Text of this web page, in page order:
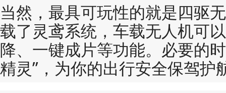
当然，最具可玩性的就是四驱
载了灵鸢系统，车载无人机可
降、一键成片等功能。必要的
精灵”，为你的出行安全保驾护